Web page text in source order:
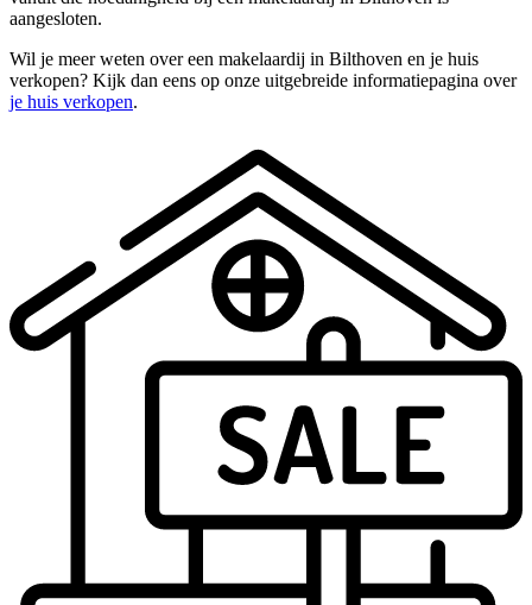
aangesloten.
Wil je meer weten over een makelaardij in Bilthoven en je huis
verkopen? Kijk dan eens op onze uitgebreide informatiepagina over
je huis verkopen.